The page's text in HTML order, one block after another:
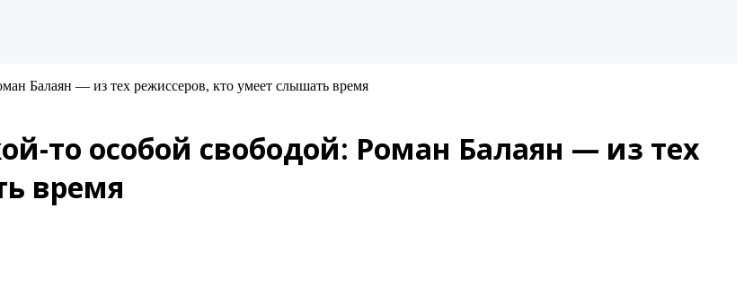
Балаян — из тех режиссеров, кто умеет слышать время
то особой свободой: Роман Балаян — из тех
время